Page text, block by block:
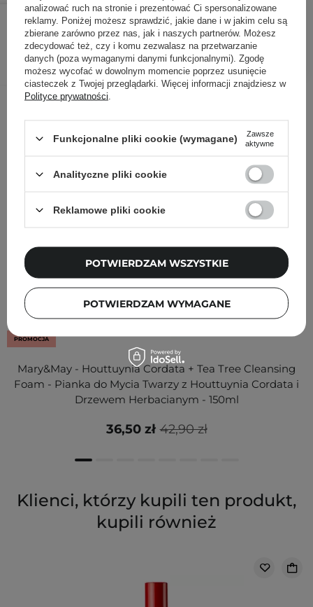
51,90 zł 64,90 zł /szt.
DODAJ DO KOSZYKA
Inni klienci sprawdzali również
PROMOCJA
Mary&May - Houttuynia Cordata + Tea Tree Cleansing
Foam - Pianka do Mycia Twarzy z Houttuynia Cordata i
Drzewem Herbacianym - 150ml
42,90 zł
36,50 zł
Klienci, którzy kupili ten produkt,
kupili również
analizować ruch na stronie i prezentować Ci spersonalizowane
reklamy. Poniżej możesz sprawdzić, jakie dane i w jakim celu są
zbierane zarówno przez nas, jak i naszych partnerów. Możesz
zdecydować też, czy i komu zezwalasz na przetwarzanie
danych (poza wymaganymi danymi funkcjonalnymi). Zgodę
możesz wycofać w dowolnym momencie poprzez usunięcie
ciasteczek z Twojej przeglądarki. Więcej informacji znajdziesz w
Polityce prywatności
Funkcjonalne pliki cookie (wymagane)
Zawsze
aktywne
Analityczne pliki cookie
Reklamowe pliki cookie
POTWIERDZAM WYMAGANE
POTWIERDZAM WSZYSTKIE